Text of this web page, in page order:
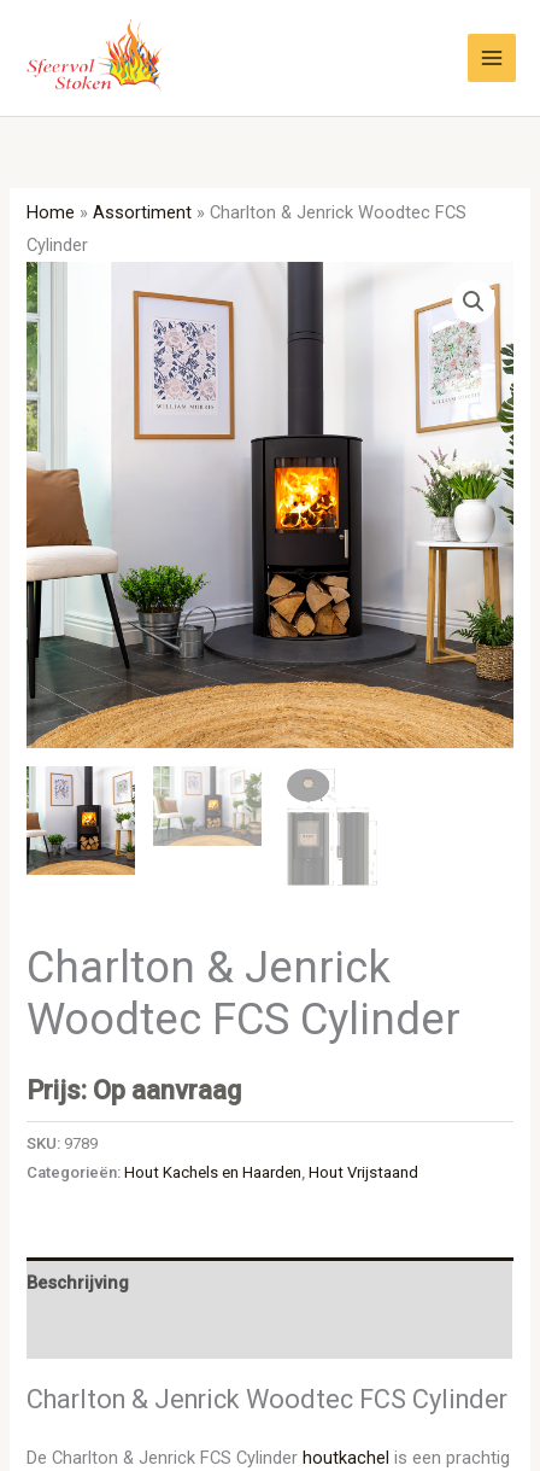
inhoud
Home »Assortiment »Charlton & Jenrick Woodtec FCS
Cylinder
Charlton & Jenrick
Woodtec FCS Cylinder
Prijs: Op aanvraag
SKU: 9789
Categorieën:Hout Kachels en Haarden,Hout Vrijstaand
Beschrijving
Charlton & Jenrick Woodtec FCS Cylinder
De Charlton & Jenrick FCS Cylinder houtkachel is een prachtig